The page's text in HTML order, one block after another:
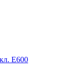
E600